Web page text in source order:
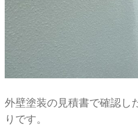
外壁塗装の見積書で確認し
りです。